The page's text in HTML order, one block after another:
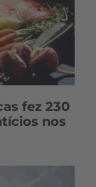
fez 230
nos